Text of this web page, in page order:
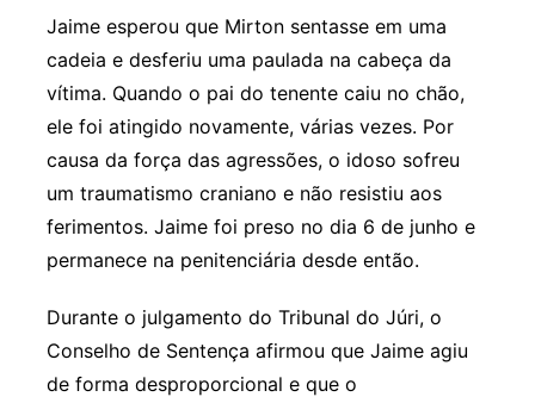
Jaime esperou que Mirton sentasse em uma
cadeia e desferiu uma paulada na cabeça da
vítima. Quando o pai do tenente caiu no chão,
ele foi atingido novamente, várias vezes. Por
causa da força das agressões, o idoso sofreu
um traumatismo craniano e não resistiu aos
ferimentos. Jaime foi preso no dia 6 de junho e
permanece na penitenciária desde então.
Durante o julgamento do Tribunal do Júri, o
Conselho de Sentença afirmou que Jaime agiu
de forma desproporcional e que o